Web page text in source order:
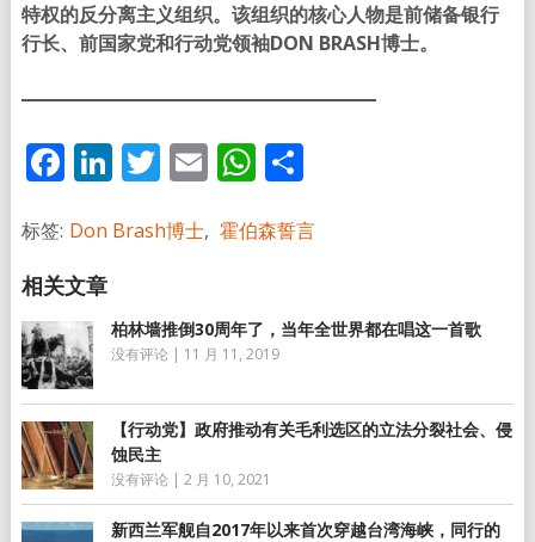
特权的反分离主义组织。该组织的核心人物是前储备银行
行长、前国家党和行动党领袖DON BRASH博士。
Facebook
LinkedIn
Twitter
EmailWhatsApp
分
标签: Don Brash博士, 霍伯森誓言
柏林墙推倒30周年了，当年全世界都在唱这一首歌
没有评论 | 11 月 11, 2019
【行动党】政府推动有关毛利选区的立法分裂社会、侵
蚀民主
没有评论 | 2 月 10, 2021
新西兰军舰自2017年以来首次穿越台湾海峡，同行的